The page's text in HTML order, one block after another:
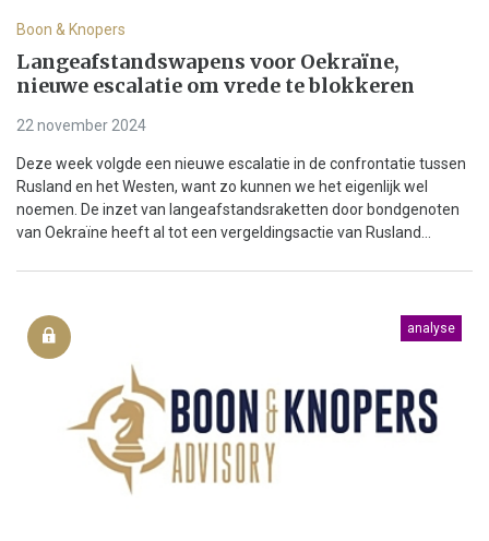
Boon & Knopers
Langeafstandswapens voor Oekraïne,
nieuwe escalatie om vrede te blokkeren
22 november 2024
Deze week volgde een nieuwe escalatie in de confrontatie tussen
Rusland en het Westen, want zo kunnen we het eigenlijk wel
noemen. De inzet van langeafstandsraketten door bondgenoten
van Oekraïne heeft al tot een vergeldingsactie van Rusland...
analyse